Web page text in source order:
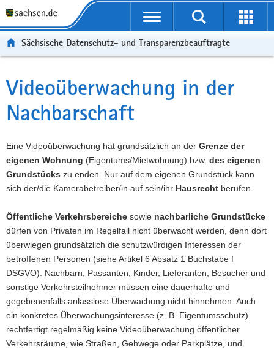
t
ü
b
e
g
r
e
i
e
n
d
e
N
a
v
i
g
a
t
n
a
v
g
a
t
i
n
p
n
h
a
t
t
-
B
e
e
i
c
h
Sächsische Datenschutz- und Transparenzbeauftragte
Hauptinhalt
Videoüberwachung in der
Nachbarschaft
Eine Videoüberwachung hat grundsätzlich an der Grenze der
eigenen Wohnung (Eigentums/Mietwohnung) bzw. des eigenen
Grundstücks zu enden. Nur auf dem eigenen Grundstück kann
sich der/die Kamerabetreiber/in auf sein/ihr Hausrecht berufen.
Öffentliche Verkehrsbereiche sowie nachbarliche Grundstücke
dürfen von Privaten im Regelfall nicht überwacht werden, denn dort
überwiegen grundsätzlich die schutzwürdigen Interessen der
betroffenen Personen (siehe Artikel 6 Absatz 1 Buchstabe f
DSGVO). Nachbarn, Passanten, Kinder, Lieferanten, Besucher und
sonstige Verkehrsteilnehmer müssen eine dauerhafte und
gegebenenfalls anlasslose Überwachung nicht hinnehmen. Auch
ein konkretes Überwachungsinteresse (z. B. Eigentumsschutz)
rechtfertigt regelmäßig keine Videoüberwachung öffentlicher
Verkehrsräume, wie Straßen, Gehwege oder Parkplätze, und